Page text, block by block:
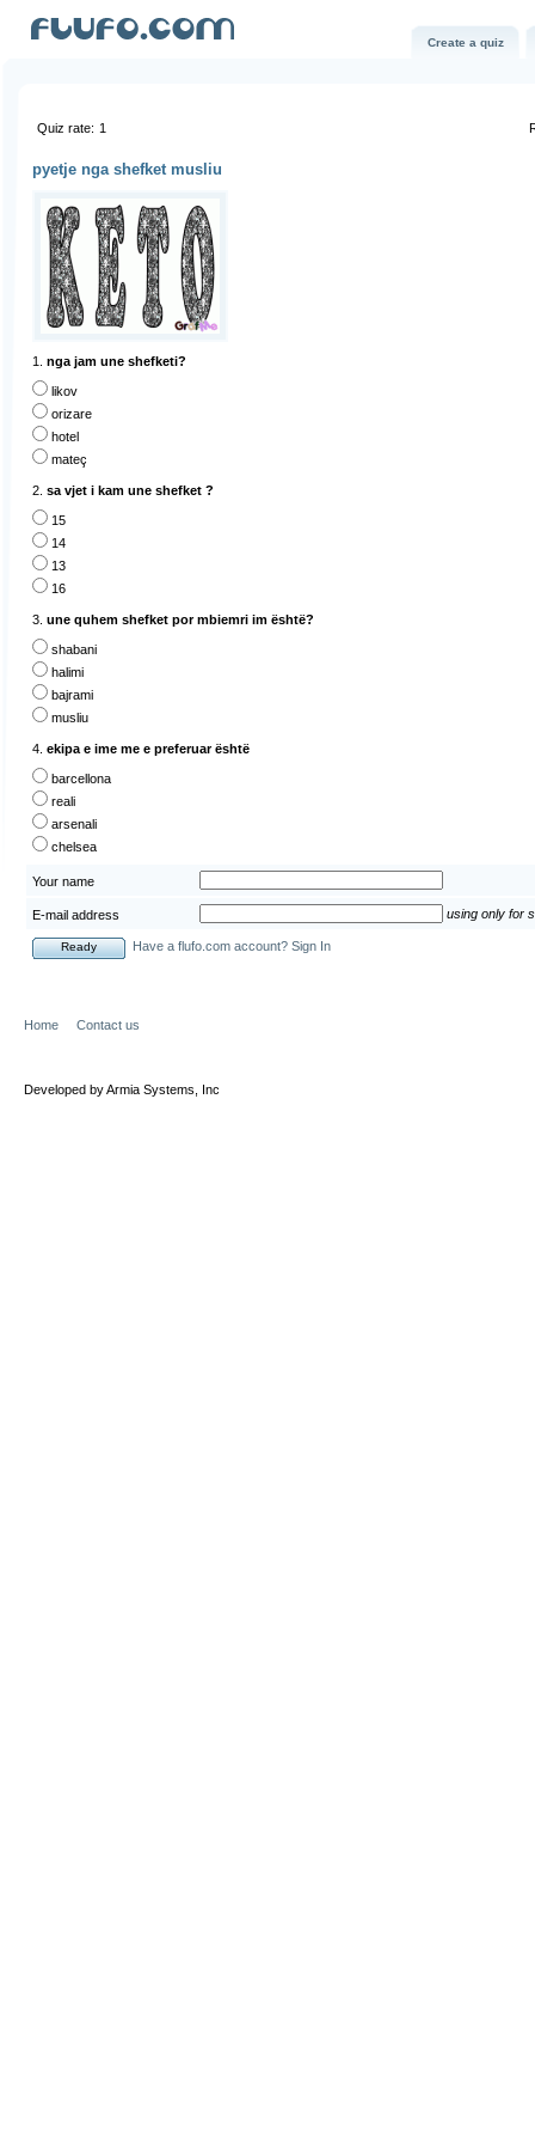
Create a quiz
Quiz rate: 1
pyetje nga shefket musliu
1. nga jam une shefketi?
likov
orizare
hotel
mateç
2. sa vjet i kam une shefket ?
15
14
13
16
3. une quhem shefket por mbiemri im është?
shabani
halimi
bajrami
musliu
4. ekipa e ime me e preferuar është
barcellona
reali
arsenali
chelsea
Your name
E-mail address using only for
Have a flufo.com account? Sign In
Home Contact us
Developed by Armia Systems, Inc